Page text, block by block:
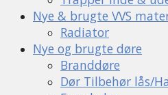
Nye & brugte VVS
Radiator
Nye og brugte døre
Branddøre
Dør Tilbehør lås/